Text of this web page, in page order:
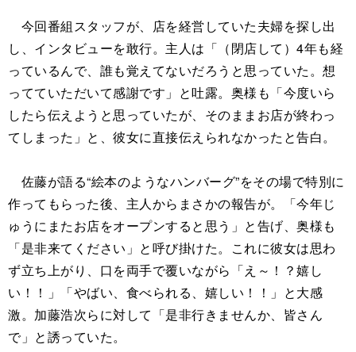
今回番組スタッフが、店を経営していた夫婦を探し出
し、インタビューを敢行。主人は「（閉店して）4年も経
っているんで、誰も覚えてないだろうと思っていた。想
ってていただいて感謝です」と吐露。奥様も「今度いら
したら伝えようと思っていたが、そのままお店が終わっ
てしまった」と、彼女に直接伝えられなかったと告白。
佐藤が語る“絵本のようなハンバーグ”をその場で特別に
作ってもらった後、主人からまさかの報告が。「今年じ
ゅうにまたお店をオープンすると思う」と告げ、奥様も
「是非来てください」と呼び掛けた。これに彼女は思わ
ず立ち上がり、口を両手で覆いながら「え～！？嬉し
い！！」「やばい、食べられる、嬉しい！！」と大感
激。加藤浩次らに対して「是非行きませんか、皆さん
で」と誘っていた。